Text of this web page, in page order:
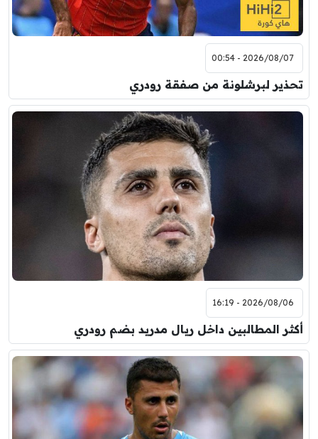
2026/08/07 - 00:54
تحذير لبرشلونة من صفقة رودري
2026/08/06 - 16:19
أكثر المطالبين داخل ريال مدريد بضم رودري